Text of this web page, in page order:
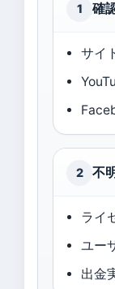
1 確
サイ
2 不
ライ
ユー
出金